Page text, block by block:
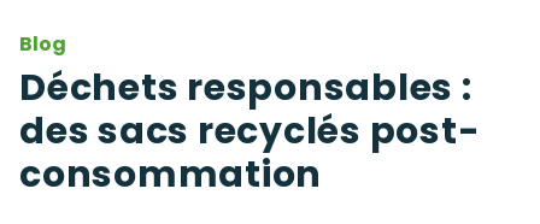
Blog
Déchets responsables :
des sacs recyclés post-
consommation